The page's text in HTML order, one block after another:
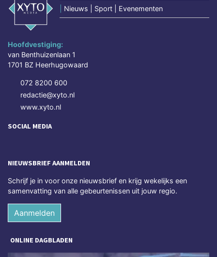
Nieuws | Sport | Evenementen
Hoofdvestiging:
van Benthuizenlaan 1
1701 BZ Heerhugowaard
072 8200 600
redactie@xyto.nl
www.xyto.nl
SOCIAL MEDIA
NIEUWSBRIEF AANMELDEN
Schrijf je in voor onze nieuwsbrief en krijg wekelijks een
samenvatting van alle gebeurtenissen uit jouw regio.
Aanmelden
ONLINE DAGBLADEN